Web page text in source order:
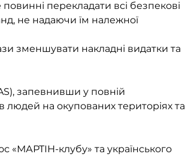
перекладати всі безпекові
не надаючи їм належної
зменшувати накладні видатки та
запевнивши у повній
людей на окупованих територіях та
«МАРТІН-клубу» та українського